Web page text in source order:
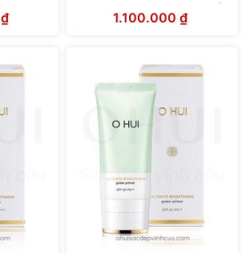
₫
ưu (45ml)
1.100.000 ₫